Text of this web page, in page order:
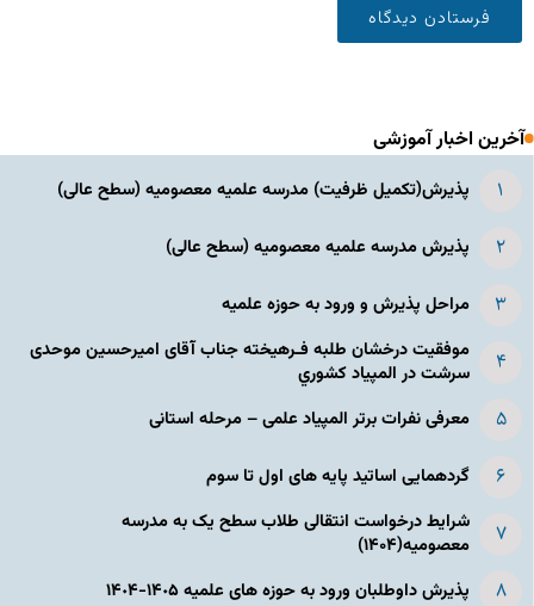
آخرین اخبار آموزشی
پذیرش(تکمیل ظرفیت) مدرسه علمیه معصومیه‌ (سطح عالی)
پذیرش مدرسه علمیه معصومیه‌ (سطح عالی)
مراحل پذیرش و ورود به حوزه علمیه
موفقیت درخشان طلبه فـرهیخته جناب آقای امیرحسین موحدی
سرشت در المپياد كشوري
معرفی نفرات برتر المپیاد علمی – مرحله استانی
گردهمایی اساتید پایه های اول تا سوم
شرایط درخواست انتقالی طلاب سطح یک به مدرسه
معصومیه(۱۴۰۴)
پذیرش داوطلبان ورود به حوزه های علمیه ١۴٠۵-١۴٠۴